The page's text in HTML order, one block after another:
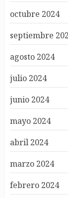
octubre 2024
septiembre
agosto 2024
julio 2024
junio 2024
mayo 2024
abril 2024
marzo 2024
febrero 2024